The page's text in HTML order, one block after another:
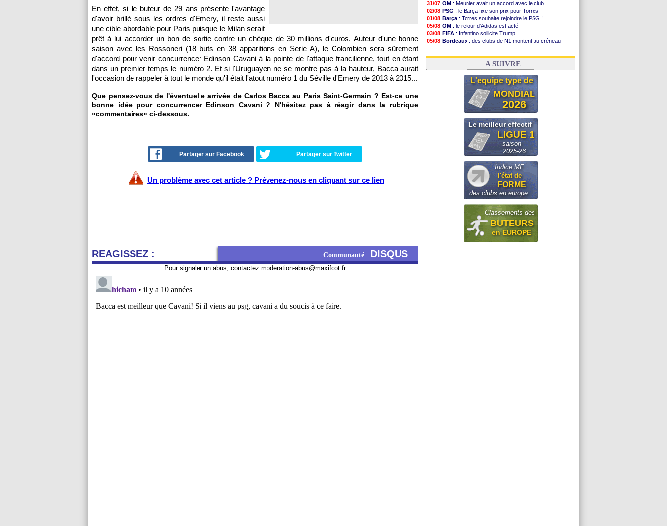
En effet, si le buteur de 29 ans présente l'avantage
d'avoir brillé sous les ordres d'Emery, il reste aussi
une cible abordable pour Paris puisque le Milan serait
prêt à lui accorder un bon de sortie contre un chèque de 30 millions d'euros. Auteur d'une bonne
saison avec les Rossoneri (18 buts en 38 apparitions en Serie A), le Colombien sera sûrement
d'accord pour venir concurrencer Edinson Cavani à la pointe de l'attaque francilienne, tout en étant
dans un premier temps le numéro 2. Et si l'Uruguayen ne se montre pas à la hauteur, Bacca aurait
l'occasion de rappeler à tout le monde qu'il était l'atout numéro 1 du Séville d'Emery de 2013 à 2015...
Que pensez-vous de l'éventuelle arrivée de Carlos Bacca au Paris Saint-Germain ? Est-ce une
bonne idée pour concurrencer Edinson Cavani ? N'hésitez pas à réagir dans la rubrique
«commentaires» ci-dessous.
Partager sur Facebook Partager sur Twitter
Un problème avec cet article ? Prévenez-nous en cliquant sur ce lien
REAGISSEZ : Communauté DISQUS
Pour signaler un abus, contactez moderation-abus@maxifoot.fr
31/07 OM : Meunier avait un accord avec le club
02/08 PSG : le Barça fixe son prix pour Torres
01/08 Barça : Torres souhaite rejoindre le PSG !
05/08 OM : le retour d'Adidas est acté
03/08 FIFA : Infantino sollicite Trump
05/08 Bordeaux : des clubs de N1 montent au créneau
03/08 Real: le démenti de Leipzig pour Diomandé
A SUIVRE
L'equipe type de
MONDIAL
2026
Le meilleur effectif
LIGUE 1
saison
2025-26
Indice MF :
l'état de
FORME
des clubs en europe
Classements des
BUTEURS
en EUROPE